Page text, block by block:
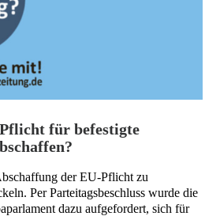
für befestigte
der EU-Pflicht zu
Per Parteitagsbeschluss wurde die
dazu aufgefordert, sich für